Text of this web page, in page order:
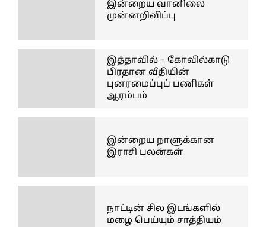
இன்றைய வானிலை
முன்னறிவிப்பு
இத்தாவில் – கோவில்காடு
பிரதான வீதியின்
புனரமைப்புப் பணிகள்
ஆரம்பம்
இன்றைய நாளுக்கான
இராசி பலன்கள்
நாட்டின் சில இடங்களில்
மழை பெய்யும் சாத்தியம்